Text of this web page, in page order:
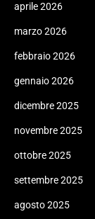
aprile 2026
marzo 2026
febbraio 2026
gennaio 2026
dicembre 2025
novembre 2025
ottobre 2025
settembre 2025
agosto 2025